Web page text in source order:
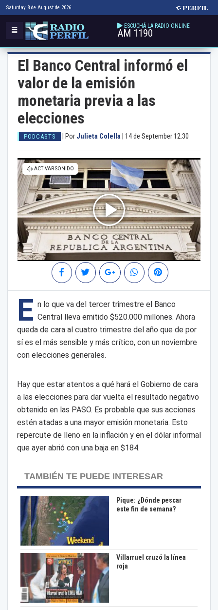
Saturday 8 de August de 2026
ESCUCHÁ LA RADIO ONLINE
AM 1190
El Banco Central informó el
valor de la emisión
monetaria previa a las
elecciones
PODCASTS Por Julieta Colella 14 de September 12:30
E n lo que va del tercer trimestre el Banco
Central lleva emitido $520.000 millones. Ahora
queda de cara al cuatro trimestre del año que de por
sí es el más sensible y más crítico, con un noviembre
con elecciones generales.
Hay que estar atentos a qué hará el Gobierno de cara
a las elecciones para dar vuelta el resultado negativo
obtenido en las PASO. Es probable que sus acciones
estén atadas a una mayor emisión monetaria. Esto
repercute de lleno en la inflación y en el dólar informal
que ayer abrió con una baja en $184.
TAMBIÉN TE PUEDE INTERESAR
Pique: ¿Dónde pescar
este fin de semana?
Villarruel cruzó la línea
roja